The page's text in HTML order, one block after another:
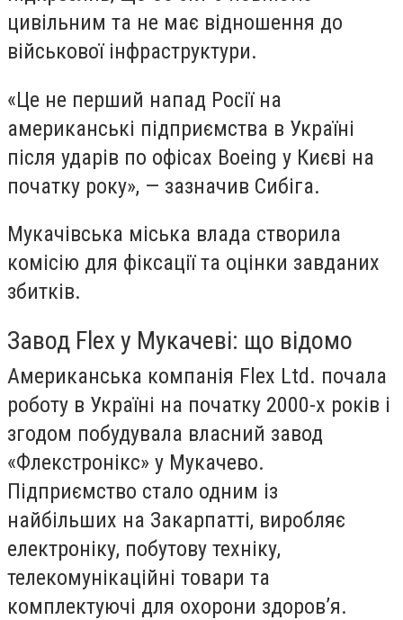
цивільним та не має відношення до
військової інфраструктури.
«Це не перший напад Росії на
американські підприємства в Україні
після ударів по офісах Boeing у Києві на
початку року», — зазначив Сибіга.
Мукачівська міська влада створила
комісію для фіксації та оцінки завданих
збитків.
Завод Flex у Мукачеві: що відомо
Американська компанія Flex Ltd. почала
роботу в Україні на початку 2000-х років і
згодом побудувала власний завод
«Флекстронікс» у Мукачево.
Підприємство стало одним із
найбільших на Закарпатті, виробляє
електроніку, побутову техніку,
телекомунікаційні товари та
комплектуючі для охорони здоров’я.